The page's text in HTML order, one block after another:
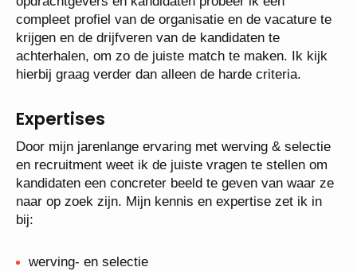
compleet profiel van de organisatie en de vacature te
krijgen en de drijfveren van de kandidaten te
achterhalen, om zo de juiste match te maken. Ik kijk
hierbij graag verder dan alleen de harde criteria.
Expertises
Door mijn jarenlange ervaring met werving & selectie
en recruitment weet ik de juiste vragen te stellen om
kandidaten een concreter beeld te geven van waar ze
naar op zoek zijn. Mijn kennis en expertise zet ik in
bij:
werving- en selectie